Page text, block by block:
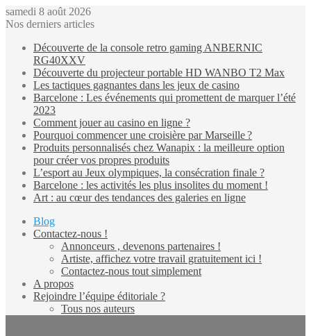
samedi 8 août 2026
Nos derniers articles
Découverte de la console retro gaming ANBERNIC
RG40XXV
Découverte du projecteur portable HD WANBO T2 Max
Les tactiques gagnantes dans les jeux de casino
Barcelone : Les événements qui promettent de marquer l’été
2023
Comment jouer au casino en ligne ?
Pourquoi commencer une croisière par Marseille ?
Produits personnalisés chez Wanapix : la meilleure option
pour créer vos propres produits
L’esport au Jeux olympiques, la consécration finale ?
Barcelone : les activités les plus insolites du moment !
Art : au cœur des tendances des galeries en ligne
Blog
Contactez-nous !
Annonceurs , devenons partenaires !
Artiste, affichez votre travail gratuitement ici !
Contactez-nous tout simplement
A propos
Rejoindre l’équipe éditoriale ?
Tous nos auteurs